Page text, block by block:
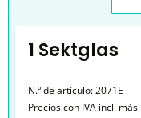
1 Sektglas
N.º de artículo:2071E
Precios con IVA incl. más